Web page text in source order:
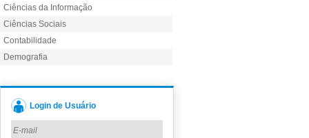
Ciências da Informação
Ciências Sociais
Contabilidade
Demografia
Login de Usuário